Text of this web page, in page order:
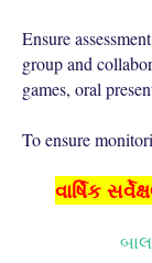
Ensure
group and
games, oral
To ensure
વાર્ષિક